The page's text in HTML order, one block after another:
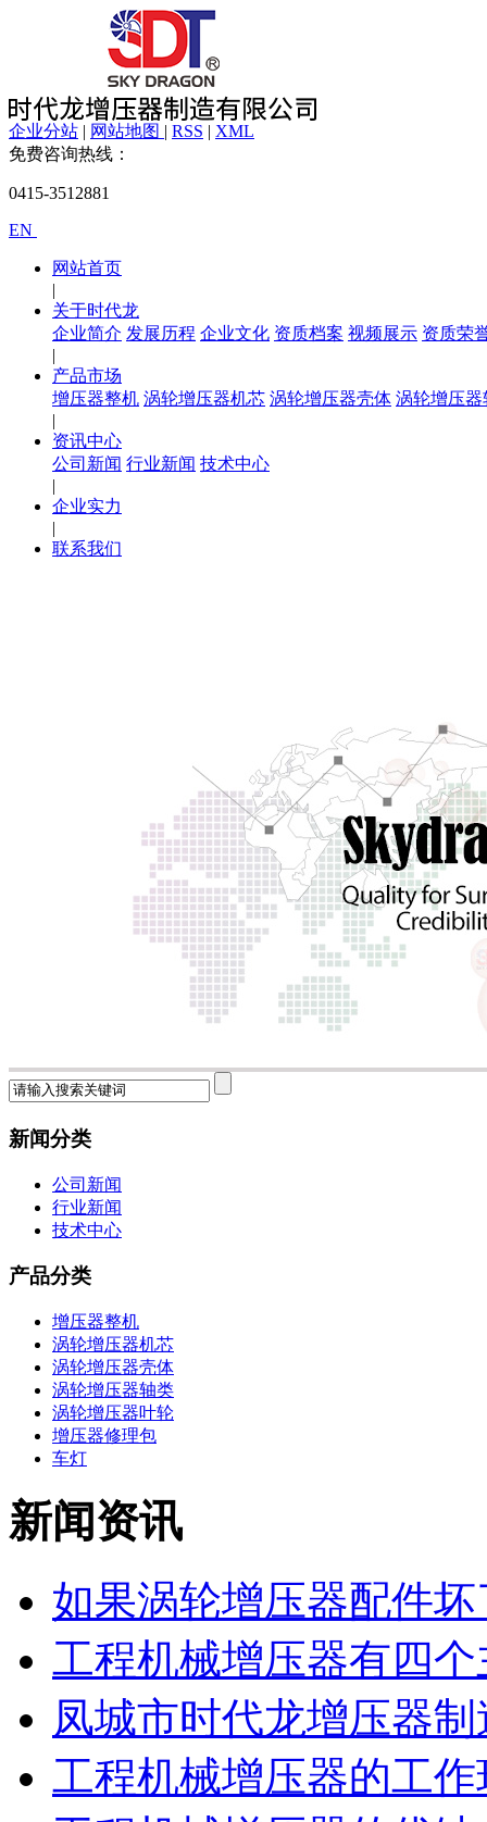
企业分站 | 网站地图 | RSS | XML
免费咨询热线：
0415-3512881
EN
网站首页
|
关于时代龙
企业简介 发展历程 企业文化 资质档案 视频展示 资质荣
|
产品市场
增压器整机 涡轮增压器机芯 涡轮增压器壳体 涡轮增压器
|
资讯中心
公司新闻 行业新闻 技术中心
|
企业实力
|
联系我们
新闻分类
公司新闻
行业新闻
技术中心
产品分类
增压器整机
涡轮增压器机芯
涡轮增压器壳体
涡轮增压器轴类
涡轮增压器叶轮
增压器修理包
车灯
新闻资讯
如果涡轮增压器配件坏
工程机械增压器有四个
凤城市时代龙增压器
工程机械增压器的工作